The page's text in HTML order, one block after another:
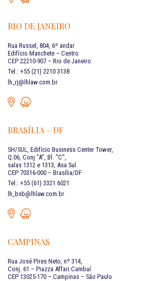
RIO DE JANEIRO
Rua Russel, 804, 6º andar
Edifício Manchete – Centro
CEP 22210-907 – Rio de Janeiro
Tel.: +55 (21) 2210 3138
lh_rj@lhlaw.com.br
BRASÍLIA – DF
SH/SUL, Edifício Business Center Tower,
Q.06, Conj “A”, Bl. “C”,
salas 1312 e 1313, Asa Sul
CEP 70316-000 – Brasília/DF
Tel.: +55 (61) 3321 6021
lh_bsb@lhlaw.com.br
CAMPINAS
Rua José Pires Neto, nº 314,
Conj. 61 – Piazza Affari Cambuí
CEP 13025-170 – Campinas – São Paulo